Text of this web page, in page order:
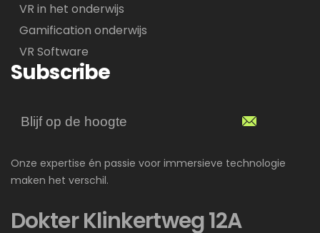
VR in het onderwijs
Gamification onderwijs
VR Software
Subscribe
Onze expertise én passie voor immersieve technologie
maken het verschil.
Dokter Klinkertweg 12A